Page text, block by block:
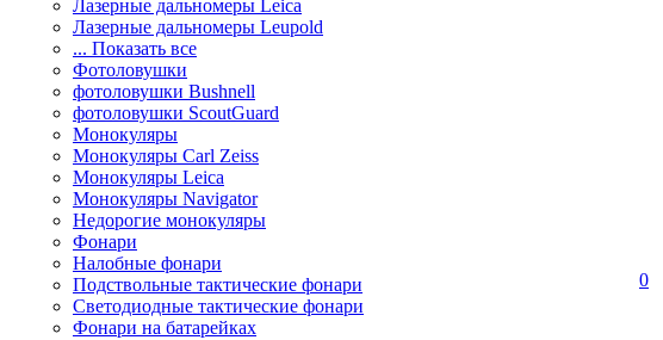
Лазерные дальномеры Leica
Лазерные дальномеры Leupold
... Показать все
Фотоловушки
фотоловушки Bushnell
фотоловушки ScoutGuard
Монокуляры
Монокуляры Carl Zeiss
Монокуляры Leica
Монокуляры Navigator
Недорогие монокуляры
Фонари
Налобные фонари
Подствольные тактические фонари
Светодиодные тактические фонари
Фонари на батарейках
0